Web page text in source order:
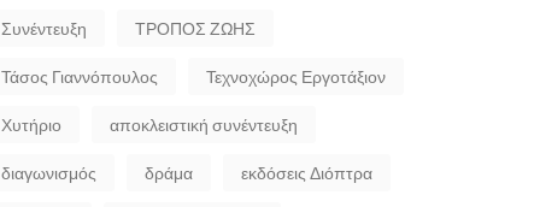
Συνέντευξη ΤΡΟΠΟΣ ΖΩΗΣ
Τάσος Γιαννόπουλος Τεχνοχώρος Εργοτάξιον
Χυτήριο αποκλειστική συνέντευξη
διαγωνισμός δράμα εκδόσεις Διόπτρα